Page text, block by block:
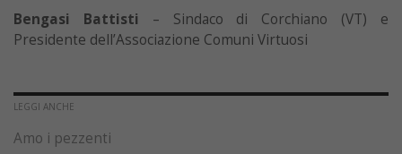
Bengasi Battisti – Sindaco di Corchiano (VT) e
Presidente dell’Associazione Comuni Virtuosi
LEGGI ANCHE
Amo i pezzenti